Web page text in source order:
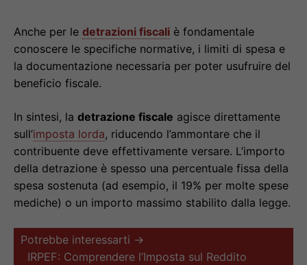
Anche per le detrazioni fiscali è fondamentale
conoscere le specifiche normative, i limiti di spesa e
la documentazione necessaria per poter usufruire del
beneficio fiscale.
In sintesi, la detrazione fiscale agisce direttamente
sull’imposta lorda, riducendo l’ammontare che il
contribuente deve effettivamente versare. L’importo
della detrazione è spesso una percentuale fissa della
spesa sostenuta (ad esempio, il 19% per molte spese
mediche) o un importo massimo stabilito dalla legge.
Potrebbe interessarti →
IRPEF: Comprendere l’Imposta sul Reddito